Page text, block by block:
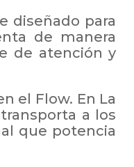
diseñado para
de manera
de atención y
el Flow. En La
a los
que potencia